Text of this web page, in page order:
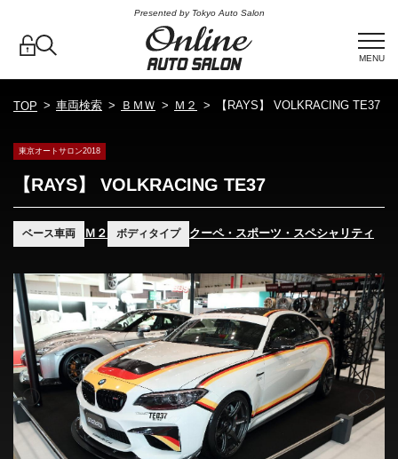
Presented by Tokyo Auto Salon
MENU
TOP 車両検索 ＢＭＷ Ｍ２ 【RAYS】 VOLKRACING TE37
東京オートサロン2018
【RAYS】 VOLKRACING TE37
ベース車両 Ｍ２ ボディタイプ クーペ・スポーツ・スペシャリティ